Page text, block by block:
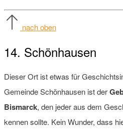
nach oben
14. Schönhausen
Dieser Ort ist etwas für
Gemeinde Schönhausen ist der
Bismarck, den jeder aus dem
kennen sollte. Kein Wunder, dass